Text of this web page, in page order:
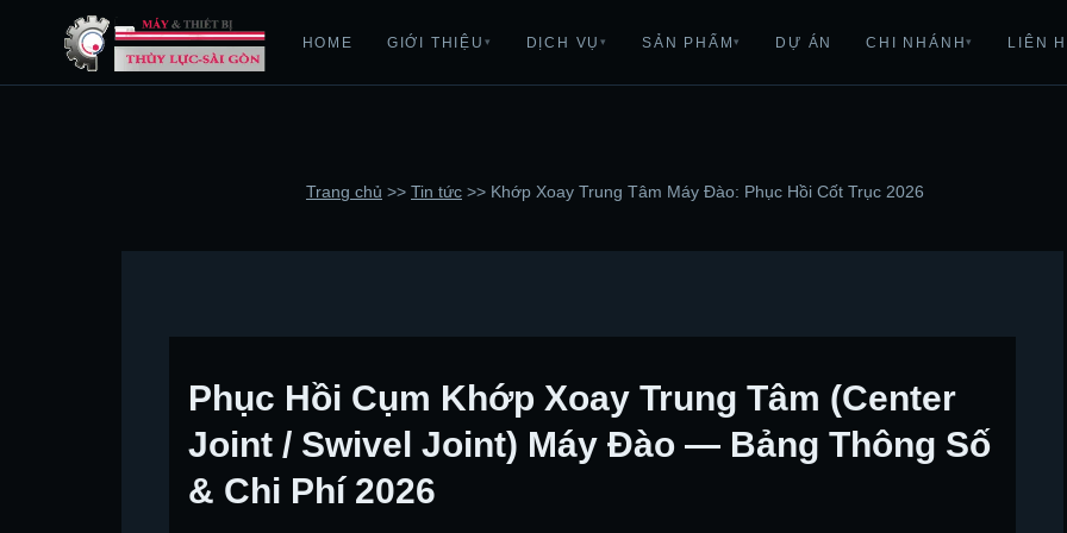
HOME GIỚI THIỆU ▾ DỊCH VỤ▾ SẢN PHẨM▾ DỰ ÁN CHI NHÁNH▾ LIÊN
Trang chủ >> Tin tức >> Khớp Xoay Trung Tâm Máy Đào: Phục Hồi Cốt Trục 2026
Phục Hồi Cụm Khớp Xoay Trung Tâm (Center
Joint / Swivel Joint) Máy Đào — Bảng Thông Số
& Chi Phí 2026